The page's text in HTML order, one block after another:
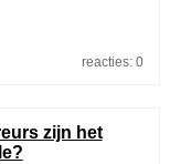
reacties: 0
zijn het